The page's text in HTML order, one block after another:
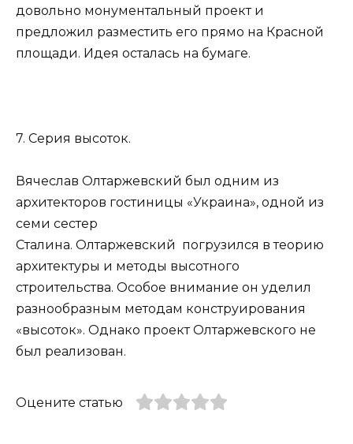
довольно монументальный проект и
предложил разместить его прямо на Красной
площади. Идея осталась на бумаге.
7. Серия высоток.
Вячеслав Олтаржевский был одним из
архитекторов гостиницы «Украина», одной из
семи сестер
Сталина. Олтаржевский погрузился в теорию
архитектуры и методы высотного
строительства. Особое внимание он уделил
разнообразным методам конструирования
«высоток». Однако проект Олтаржевского не
был реализован.
Оцените статью